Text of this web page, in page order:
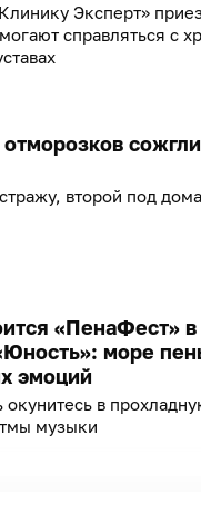
Эксперт»
справляться с
второй под
«ПенаФест»
море
эмоций
окунитесь в
музыки